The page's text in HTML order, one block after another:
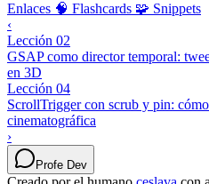
Enlaces 🧠 Flashcards 🧩 Snippets
‹
Lección 02
GSAP como director temporal:
en 3D
Lección 04
ScrollTrigger con scrub y pin:
cinematográfica
›
Profe Dev